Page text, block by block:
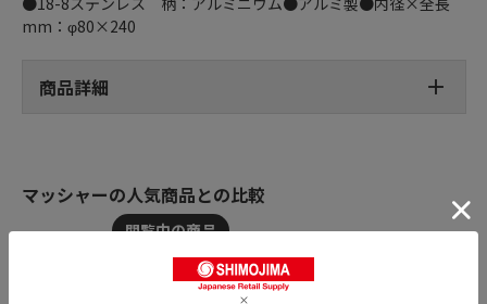
mm：φ80×240
商品詳細
マッシャーの人気商品との比較